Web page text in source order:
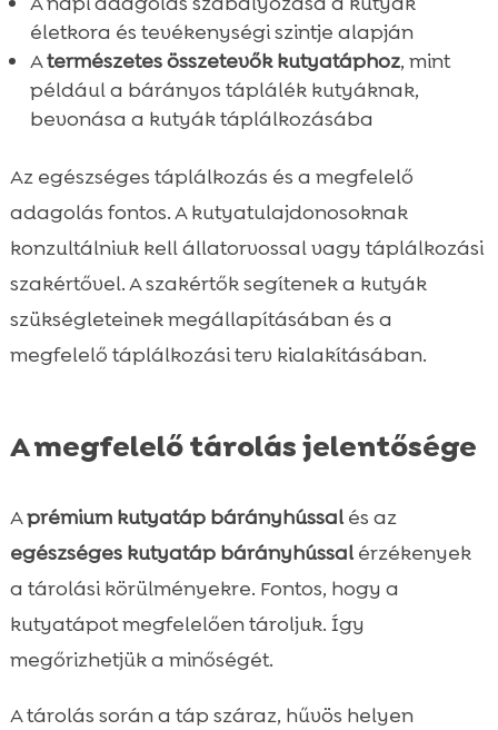
életkora és tevékenységi szintje alapján
Atermészetes összetevők kutyatáphoz, mint
például a bárányos táplálék kutyáknak,
bevonása a kutyák táplálkozásába
Az egészséges táplálkozás és a megfelelő
adagolás fontos. A kutyatulajdonosoknak
konzultálniuk kell állatorvossal vagy táplálkozási
szakértővel. A szakértők segítenek a kutyák
szükségleteinek megállapításában és a
megfelelő táplálkozási terv kialakításában.
A megfelelő tárolás jelentősége
Aprémium kutyatáp bárányhússalés az
egészséges kutyatáp bárányhússalérzékenyek
a tárolási körülményekre. Fontos, hogy a
kutyatápot megfelelően tároljuk. Így
megőrizhetjük a minőségét.
A tárolás során a táp száraz, hűvös helyen